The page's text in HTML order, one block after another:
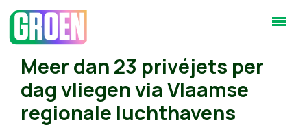
Meer dan 23 privéjets per
dag vliegen via Vlaamse
regionale luchthavens